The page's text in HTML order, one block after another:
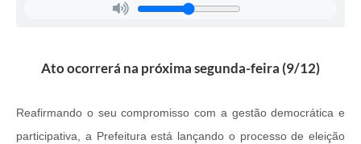
Ato ocorrerá na próxima segunda-feira (9/12)
Reafirmando o seu compromisso com a gestão democrática e
participativa, a Prefeitura está lançando o processo de eleição